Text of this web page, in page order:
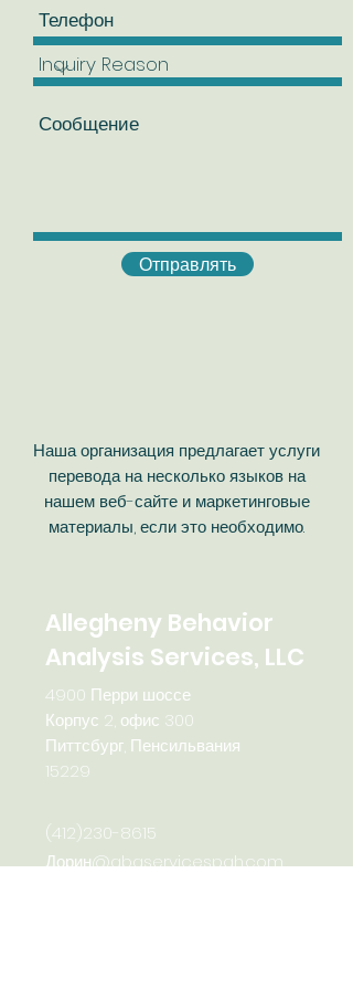
Отправлять
Наша организация предлагает услуги
перевода на несколько языков на
нашем веб-сайте и маркетинговые
материалы, если это необходимо.
Allegheny Behavior
Analysis Services, LLC
4900 Перри шоссе
Корпус 2, офис 300
Питтсбург, Пенсильвания
15229
(412)230-8615
Дорин@abaservicespgh.com